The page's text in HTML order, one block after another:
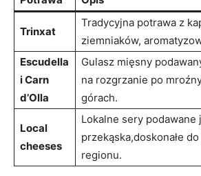
Trinxat
Tradycyjna potrawa z
ziemniaków,
Escudella
i Carn
d’Olla
Gulasz mięsny
na rozgrzanie po​
górach.
Local‍
cheeses
Lokalne ⁢sery podawane
przekąska,doskonałe
regionu.